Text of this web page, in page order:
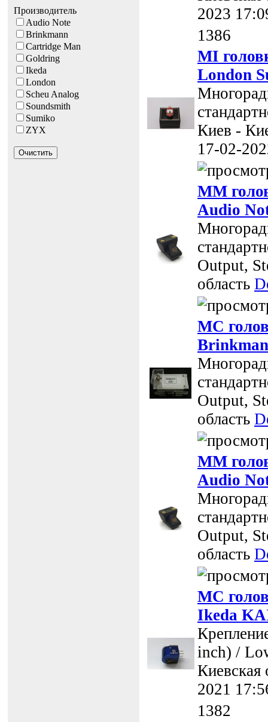
Производитель
Audio Note
Brinkmann
Cartridge Man
Goldring
Ikeda
London
Scheu Analog
Soundsmith
Sumiko
ZYX
2023
1386
MI
London
Киев -
17-02-
MM
Audio
Output,
область
MC
Output,
область
MM
Audio
Output,
область
MC
Ikeda
inch) /
Киевская
2021
1382